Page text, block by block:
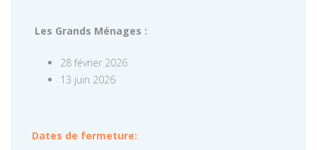
Les Grands Ménages :
28 février 2026
13 juin 2026
Dates de fermeture: